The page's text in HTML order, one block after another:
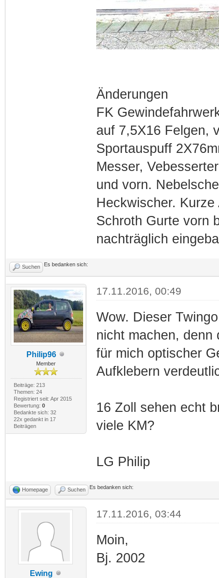
Änderungen
FK
auf 7,5X16 Felgen,
Sportauspuff
Messer,
und vorn.
Heckwischer.
Schroth Gurte vorn
nachträglich
Suchen Es bedanken sich:
Philip96
Member
Beiträge: 213
Themen: 24
Registriert seit: Apr 2015
Bewertung: 0
Bedankte sich: 32
22x gedankt in 17
Beiträgen
17.11.2016, 00:49
Wow. Dieser
nicht machen, denn
für mich optischer
Aufklebern
16 Zoll sehen echt
viele KM?
LG Philip
Homepage Suchen Es bedanken sich:
Ewing
17.11.2016, 03:44
Moin,
Bj. 2002